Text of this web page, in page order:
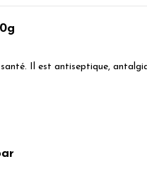
Il est antiseptique,